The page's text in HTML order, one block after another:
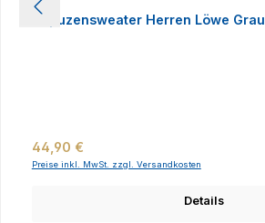
Kapuzensweater Herren Löwe Grau
Regulärer Preis:
44,90 €
Preise inkl. MwSt. zzgl. Versandkosten
Details